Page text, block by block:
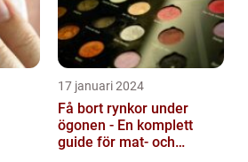
17 januari 2024
Få bort rynkor under
ögonen - En komplett
guide för mat- och